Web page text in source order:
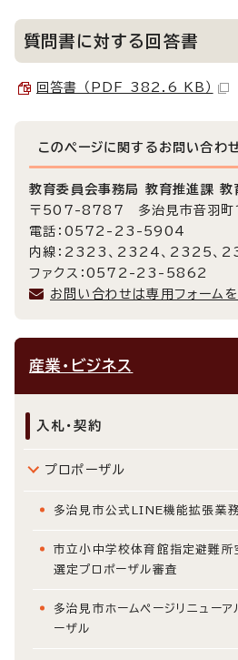
質問書に対する回答書
回答書 （PDF 382.6 KB）
このページに関する お問い合わ
教育委員会事務局 教育推進課 教
〒507-8787 多治見市音羽町
電話：0572-23-5904
内線：2323、2324、2325、
ファクス：0572-23-5862
お問い合わせは専用フォームを
産業・ビジネス
入札・契約
プロポーザル
多治見市公式LINE機能拡張業
市立小中学校体育館指定避難
選定プロポーザル審査
多治見市ホームページリニュー
ーザル